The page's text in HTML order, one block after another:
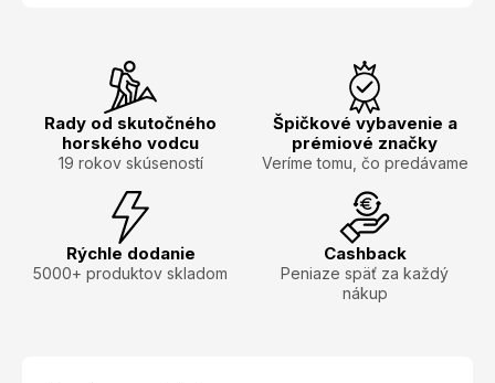
Rady od skutočného
horského vodcu
19 rokov skúseností
Špičkové vybavenie a
prémiové značky
Veríme tomu, čo predávame
Rýchle dodanie
5000+ produktov skladom
Cashback
Peniaze späť za každý
nákup